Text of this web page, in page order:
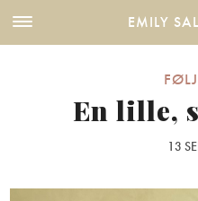
EMILY
En lille,
13